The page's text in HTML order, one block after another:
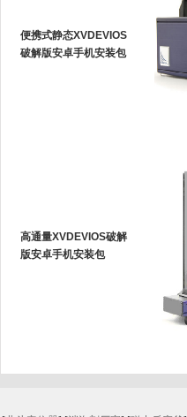
便携式静态XVDEVIOS
破解版安卓手机安装包
高通量XVDEVIOS破解
版安卓手机安装包